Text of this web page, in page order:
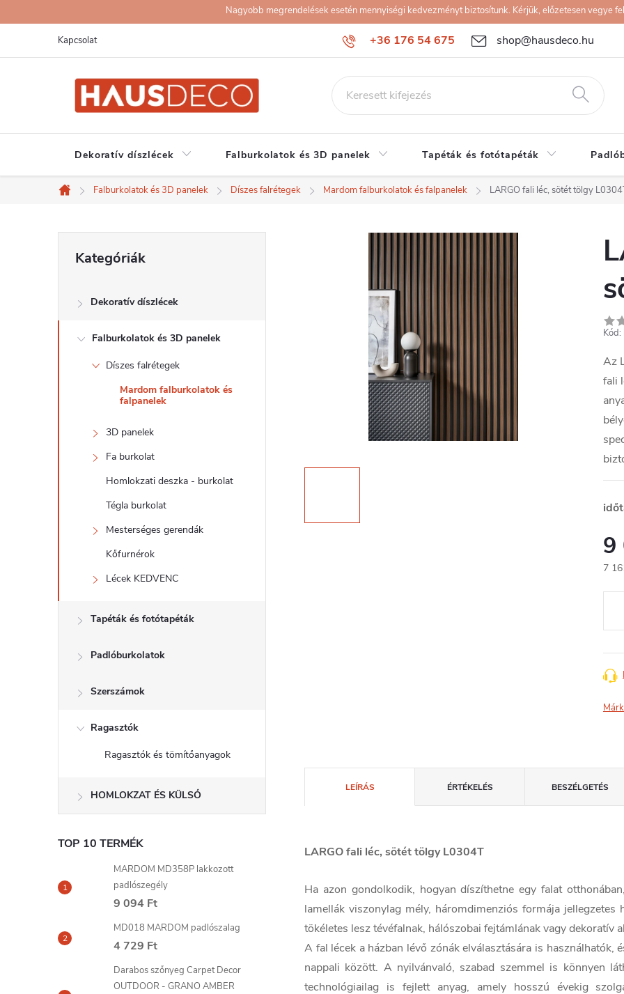
a
Nagyobb megrendelések esetén mennyiségi kedvezményt biztosítunk. Kérjük, előzetesen vegye
+36 176 54 675 shop@hausdeco.hu
Kapcsolat
Dekoratív díszlécek Falburkolatok és 3D panelek Tapéták és fotótapéták
Kezdőlap
Falburkolatok és 3D panelek Díszes falrétegek Mardom falburkolatok és falpanelek LARGO fali léc, sötét tölgy
O
d
e
átugrása
Kategóriák
Dekoratív díszlécek
Falburkolatok és 3D panelek
Díszes falrétegek
Mardom falburkolatok és
falpanelek
3D panelek
Fa burkolat
Homlokzati deszka - burkolat
Tégla burkolat
Mesterséges gerendák
Kőfurnérok
Lécek KEDVENC
Tapéták és fotótapéták
Padlóburkolatok
Szerszámok
Ragasztók
Ragasztók és tömítőanyagok
HOMLOKZAT ÉS KÜLSŐ
TOP 10 TERMÉK
MARDOM MD358P lakkozott
padlószegély
9 094 Ft
MD018 MARDOM padlószalag
4 729 Ft
Darabos szőnyeg Carpet Decor
OUTDOOR - GRANO AMBER
Kód:
Az
fali
9
7
LEÍRÁS ÉRTÉKELÉS BESZÉLGETÉS
LARGO fali léc, sötét tölgy L0304T
Ha azon gondolkodik, hogyan díszíthetne egy falat
lamellák viszonylag mély, háromdimenziós formája
tökéletes lesz tévéfalnak, hálószobai fejtámlának vagy dekoratív
A fal lécek a házban lévő zónák elválasztására is használhatók,
nappali között. A nyilvánvaló, szabad szemmel is könnyen
technológiailag is fejlett anyag, amely hosszú évekig